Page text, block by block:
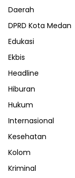
Daerah
DPRD Kota Medan
Edukasi
Ekbis
Headline
Hiburan
Hukum
Internasional
Kesehatan
Kolom
Kriminal